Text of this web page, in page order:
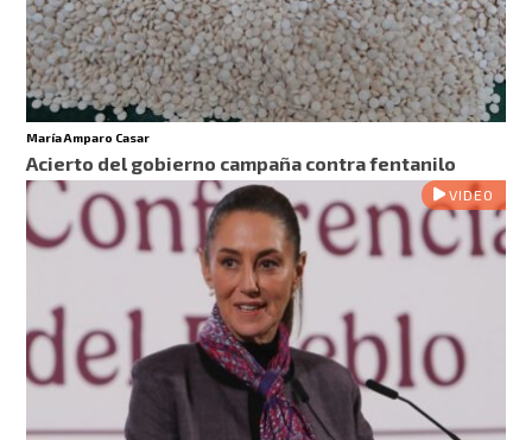
María Amparo Casar
Acierto del gobierno campaña contra fentanilo
VIDEO